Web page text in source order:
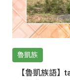
魯凱族
【魯凱族語】